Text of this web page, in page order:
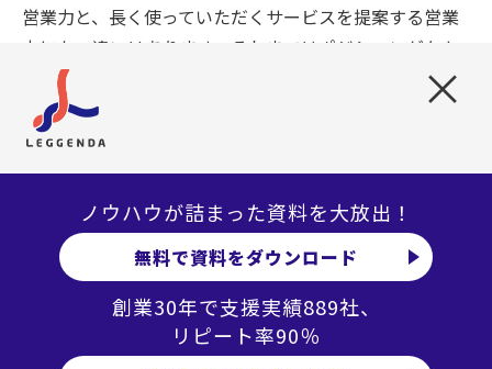
×
ノウハウが詰まった資料を大放出！
無料で資料をダウンロード
創業30年で支援実績889社、
リピート率90％
営業力と、長く使っていただくサービスを提案する営業
力にも、違いはあります。それまではポジションがなか
ったカスタマーサクセスやインサイドセールスもそう。
今後のビジネスプランにマッチする人材が必要でした」
「当時のピープルエンゲージメント部で採用を担当して
いたのは2名。まだ採用の経験が浅く、1名は入社したば
かり。新卒採用の成功に向けて必死になっていた頃でし
1年後に50名超を採用し、成長や変革を実現できている